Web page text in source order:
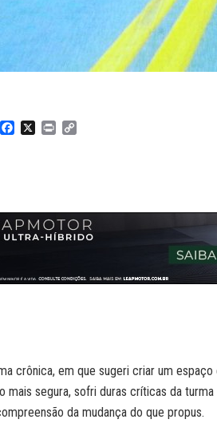
o
k
X
P
n
k
crônica, em que sugeri criar um
mais segura, sofri duras críticas da
da mudança do que propus.